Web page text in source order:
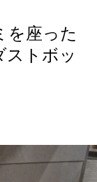
を座った
ストボッ